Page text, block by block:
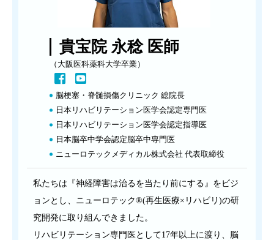
貴宝院 永稔 医師
（大阪医科薬科大学卒業）
脳梗塞・脊髄損傷クリニック 総院長
日本リハビリテーション医学会認定専門医
日本リハビリテーション医学会認定指導医
日本脳卒中学会認定脳卒中専門医
ニューロテックメディカル株式会社 代表取締役
私たちは『神経障害は治るを当たり前にする』をビジ
ョンとし、ニューロテック®(再生医療×リハビリ)の研
究開発に取り組んできました。
リハビリテーション専門医として17年以上に渡り、脳